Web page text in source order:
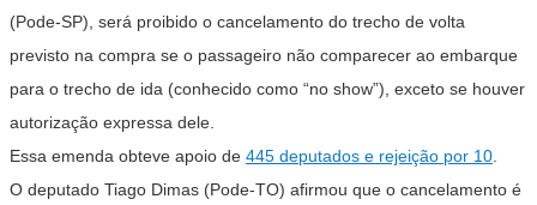
(Pode-SP), será proibido o cancelamento do trecho de volta
previsto na compra se o passageiro não comparecer ao embarque
para o trecho de ida (conhecido como “no show”), exceto se houver
autorização expressa dele.
Essa emenda obteve apoio de 445 deputados e rejeição por 10.
O deputado Tiago Dimas (Pode-TO) afirmou que o cancelamento é